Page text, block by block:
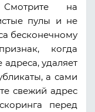
на
пулы и не
бесконечному
когда
удаляет
а сами
свежий адрес
перед